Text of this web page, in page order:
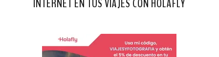
INTERNET EN TUS VIAJES CON HOLAFLY